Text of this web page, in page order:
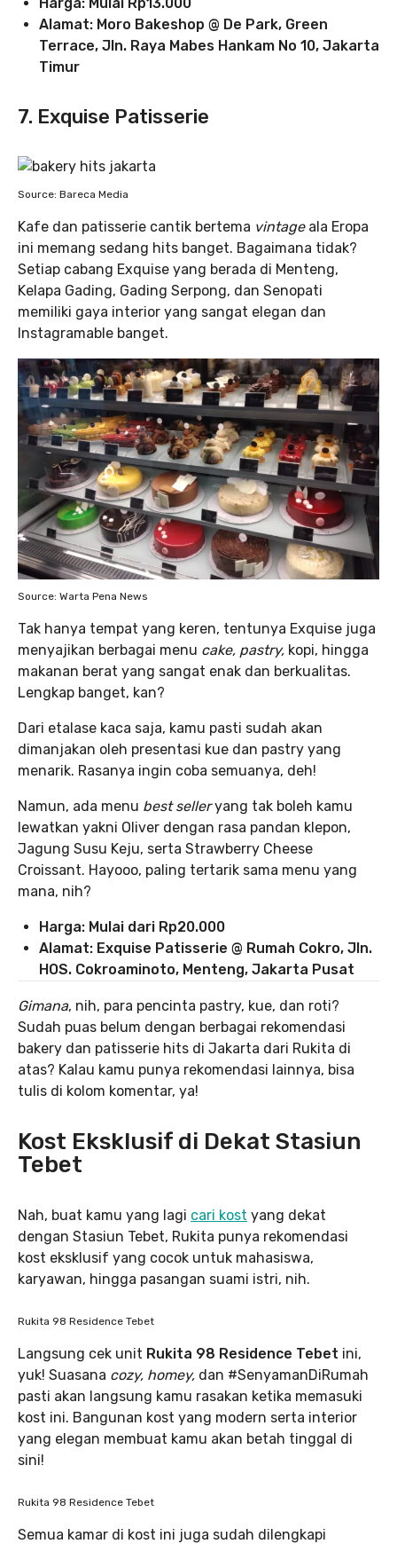
Alamat: Moro Bakeshop @ De Park, Green
Terrace, Jln. Raya Mabes Hankam No 10, Jakarta
Timur
7. Exquise Patisserie
Source: Bareca Media
Kafe dan patisserie cantik bertema vintage ala Eropa
ini memang sedang hits banget. Bagaimana tidak?
Setiap cabang Exquise yang berada di Menteng,
Kelapa Gading, Gading Serpong, dan Senopati
memiliki gaya interior yang sangat elegan dan
Instagramable banget.
Source: Warta Pena News
Tak hanya tempat yang keren, tentunya Exquise juga
menyajikan berbagai menu cake, pastry, kopi, hingga
makanan berat yang sangat enak dan berkualitas.
Lengkap banget, kan?
Dari etalase kaca saja, kamu pasti sudah akan
dimanjakan oleh presentasi kue dan pastry yang
menarik. Rasanya ingin coba semuanya, deh!
Namun, ada menu best selleryang tak boleh kamu
lewatkan yakni Oliver dengan rasa pandan klepon,
Jagung Susu Keju, serta Strawberry Cheese
Croissant. Hayooo, paling tertarik sama menu yang
mana, nih?
Harga: Mulai dari Rp20.000
Alamat: Exquise Patisserie @ Rumah Cokro, Jln.
HOS. Cokroaminoto, Menteng, Jakarta Pusat
Gimana, nih, para pencinta pastry, kue, dan roti?
Sudah puas belum dengan berbagai rekomendasi
bakery dan patisserie hits di Jakarta dari Rukita di
atas? Kalau kamu punya rekomendasi lainnya, bisa
tulis di kolom komentar, ya!
Kost Eksklusif di Dekat Stasiun
Tebet
Nah, buat kamu yang lagi cari kost yang dekat
dengan Stasiun Tebet, Rukita punya rekomendasi
kost eksklusif yang cocok untuk mahasiswa,
karyawan, hingga pasangan suami istri, nih.
Rukita 98 Residence Tebet
Langsung cek unit Rukita 98 Residence Tebet ini,
yuk! Suasana cozy, homey, dan #SenyamanDiRumah
pasti akan langsung kamu rasakan ketika memasuki
kost ini. Bangunan kost yang modern serta interior
yang elegan membuat kamu akan betah tinggal di
sini!
Rukita 98 Residence Tebet
Semua kamar di kost ini juga sudah dilengkapi